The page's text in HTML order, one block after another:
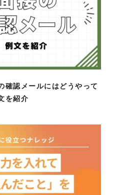
確認メールにはどうやって
を紹介